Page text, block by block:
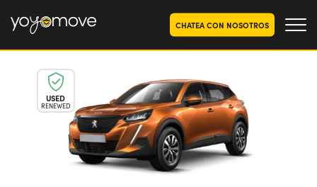
CHATEA CON NOSOTROS
OFERTAS RENTING COCHES
Particulares
Autónomos y Empresas
OFERTAS RENTING
SEGUNDA MANO
RENTING COCHES POR MESES
USED
RENEWED